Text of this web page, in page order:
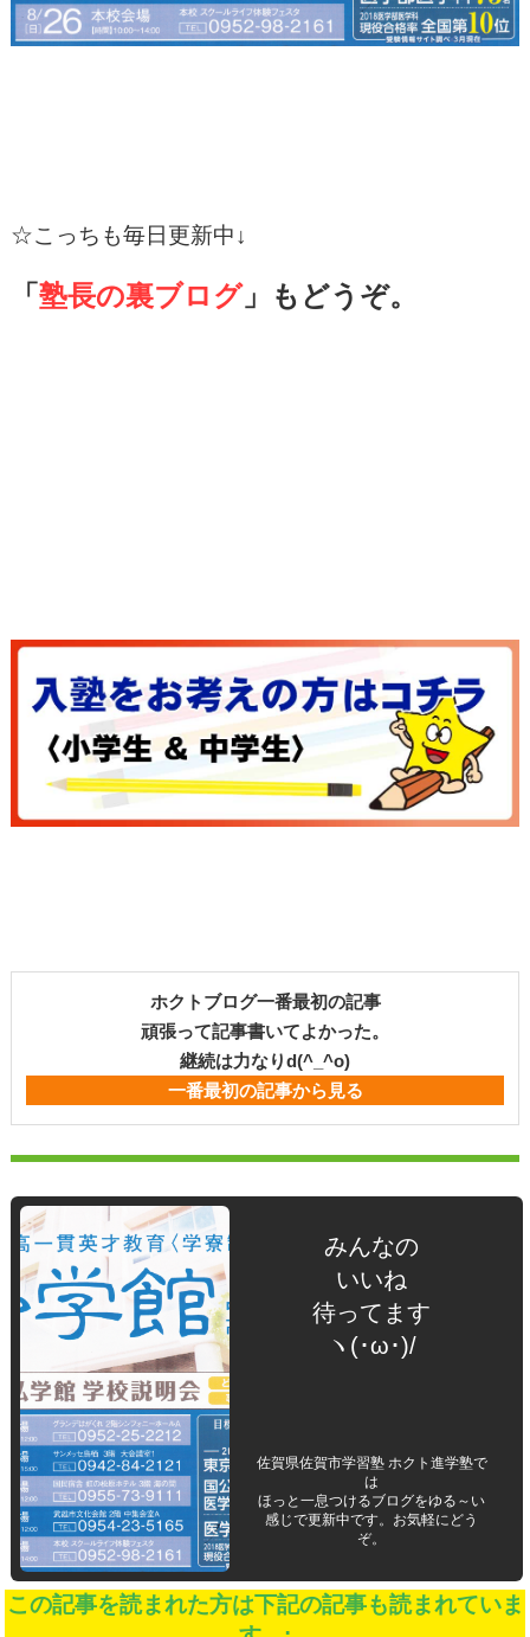
☆こっちも毎日更新中↓
「 塾長の裏ブログ」もどうぞ。
ホクトブログ一番最初の記事
頑張って記事書いてよかった。
継続は力なりd(^_^o)
一番最初の記事から見る
みんなの
いいね
待ってます
ヽ(･ω･)/
佐賀県佐賀市学習塾 ホクト進学塾で
は
ほっと一息つけるブログをゆる～い
感じで更新中です。お気軽にどう
ぞ。
この記事を読まれた方は下記の記事も読まれていま